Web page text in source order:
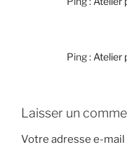
Ping : Atelier
Laisser un
Votre adresse e-mail